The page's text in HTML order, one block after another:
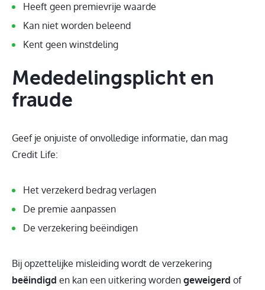
Heeft geen premievrije waarde
Kan niet worden beleend
Kent geen winstdeling
Mededelingsplicht en
fraude
Geef je onjuiste of onvolledige informatie, dan mag
Credit Life:
Het verzekerd bedrag verlagen
De premie aanpassen
De verzekering beëindigen
Bij opzettelijke misleiding wordt de verzekering
beëindigd en kan een uitkering worden geweigerd of